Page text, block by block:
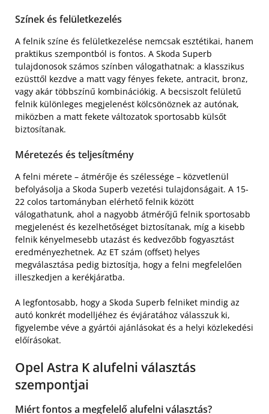
Színek és felületkezelés
A felnik színe és felületkezelése nemcsak esztétikai, hanem
praktikus szempontból is fontos. A Skoda Superb
tulajdonosok számos színben válogathatnak: a klasszikus
ezüsttől kezdve a matt vagy fényes fekete, antracit, bronz,
vagy akár többszínű kombinációkig. A becsiszolt felületű
felnik különleges megjelenést kölcsönöznek az autónak,
miközben a matt fekete változatok sportosabb külsőt
biztosítanak.
Méretezés és teljesítmény
A felni mérete – átmérője és szélessége – közvetlenül
befolyásolja a Skoda Superb vezetési tulajdonságait. A 15-
22 colos tartományban elérhető felnik között
válogathatunk, ahol a nagyobb átmérőjű felnik sportosabb
megjelenést és kezelhetőséget biztosítanak, míg a kisebb
felnik kényelmesebb utazást és kedvezőbb fogyasztást
eredményezhetnek. Az ET szám (offset) helyes
megválasztása pedig biztosítja, hogy a felni megfelelően
illeszkedjen a kerékjáratba.
A legfontosabb, hogy a Skoda Superb felniket mindig az
autó konkrét modelljéhez és évjáratához válasszuk ki,
figyelembe véve a gyártói ajánlásokat és a helyi közlekedési
előírásokat.
Opel Astra K alufelni választás
szempontjai
Miért fontos a megfelelő alufelni választás?